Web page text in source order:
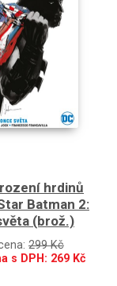
hrdinů
Batman 2:
(brož.)
299 Kč
s DPH: 269 Kč